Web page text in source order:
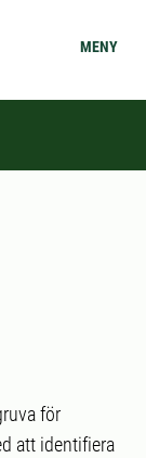
MENY
för
att identifiera